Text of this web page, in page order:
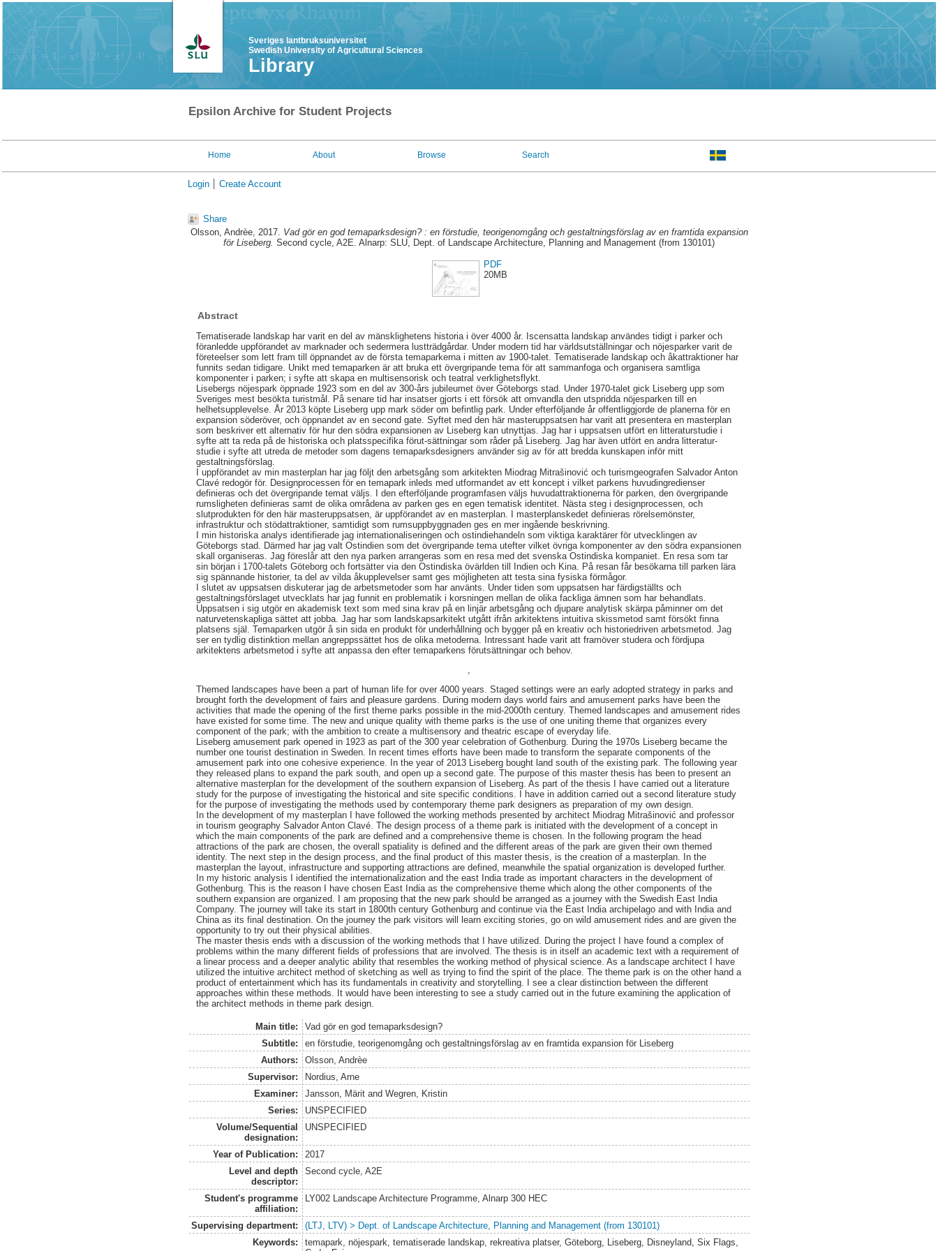
Sveriges lantbruksuniversitet
Swedish University of Agricultural Sciences
Library
Epsilon Archive for Student Projects
Home About Browse Search
Login Create Account
Share
Olsson, Andrèe, 2017. Vad gör en god temaparksdesign? : en förstudie, teorigenomgång och gestaltningsförslag av en framtida expansion
för Liseberg. Second cycle, A2E. Alnarp: SLU, Dept. of Landscape Architecture, Planning and Management (from 130101)
PDF
20MB
Abstract
Tematiserade landskap har varit en del av mänsklighetens historia i över 4000 år. Iscensatta landskap användes tidigt i parker och
föranledde uppförandet av marknader och sedermera lustträdgårdar. Under modern tid har världsutställningar och nöjesparker varit de
företeelser som lett fram till öppnandet av de första temaparkerna i mitten av 1900-talet. Tematiserade landskap och åkattraktioner har
funnits sedan tidigare. Unikt med temaparken är att bruka ett övergripande tema för att sammanfoga och organisera samtliga
komponenter i parken; i syfte att skapa en multisensorisk och teatral verklighetsflykt.
Lisebergs nöjespark öppnade 1923 som en del av 300-års jubileumet över Göteborgs stad. Under 1970-talet gick Liseberg upp som
Sveriges mest besökta turistmål. På senare tid har insatser gjorts i ett försök att omvandla den utspridda nöjesparken till en
helhetsupplevelse. År 2013 köpte Liseberg upp mark söder om befintlig park. Under efterföljande år offentliggjorde de planerna för en
expansion söderöver, och öppnandet av en second gate. Syftet med den här masteruppsatsen har varit att presentera en masterplan
som beskriver ett alternativ för hur den södra expansionen av Liseberg kan utnyttjas. Jag har i uppsatsen utfört en litteraturstudie i
syfte att ta reda på de historiska och platsspecifika förut-sättningar som råder på Liseberg. Jag har även utfört en andra litteratur-
studie i syfte att utreda de metoder som dagens temaparksdesigners använder sig av för att bredda kunskapen inför mitt
gestaltningsförslag.
I uppförandet av min masterplan har jag följt den arbetsgång som arkitekten Miodrag Mitrašinović och turismgeografen Salvador Anton
Clavé redogör för. Designprocessen för en temapark inleds med utformandet av ett koncept i vilket parkens huvudingredienser
definieras och det övergripande temat väljs. I den efterföljande programfasen väljs huvudattraktionerna för parken, den övergripande
rumsligheten definieras samt de olika områdena av parken ges en egen tematisk identitet. Nästa steg i designprocessen, och
slutprodukten för den här masteruppsatsen, är uppförandet av en masterplan. I masterplanskedet definieras rörelsemönster,
infrastruktur och stödattraktioner, samtidigt som rumsuppbyggnaden ges en mer ingående beskrivning.
I min historiska analys identifierade jag internationaliseringen och ostindiehandeln som viktiga karaktärer för utvecklingen av
Göteborgs stad. Därmed har jag valt Ostindien som det övergripande tema utefter vilket övriga komponenter av den södra expansionen
skall organiseras. Jag föreslår att den nya parken arrangeras som en resa med det svenska Ostindiska kompaniet. En resa som tar
sin början i 1700-talets Göteborg och fortsätter via den Ostindiska övärlden till Indien och Kina. På resan får besökarna till parken lära
sig spännande historier, ta del av vilda åkupplevelser samt ges möjligheten att testa sina fysiska förmågor.
I slutet av uppsatsen diskuterar jag de arbetsmetoder som har använts. Under tiden som uppsatsen har färdigställts och
gestaltningsförslaget utvecklats har jag funnit en problematik i korsningen mellan de olika fackliga ämnen som har behandlats.
Uppsatsen i sig utgör en akademisk text som med sina krav på en linjär arbetsgång och djupare analytisk skärpa påminner om det
naturvetenskapliga sättet att jobba. Jag har som landskapsarkitekt utgått ifrån arkitektens intuitiva skissmetod samt försökt finna
platsens själ. Temaparken utgör å sin sida en produkt för underhållning och bygger på en kreativ och historiedriven arbetsmetod. Jag
ser en tydlig distinktion mellan angreppssättet hos de olika metoderna. Intressant hade varit att framöver studera och fördjupa
arkitektens arbetsmetod i syfte att anpassa den efter temaparkens förutsättningar och behov.
Themed landscapes have been a part of human life for over 4000 years. Staged settings were an early adopted strategy in parks and
brought forth the development of fairs and pleasure gardens. During modern days world fairs and amusement parks have been the
activities that made the opening of the first theme parks possible in the mid-2000th century. Themed landscapes and amusement rides
have existed for some time. The new and unique quality with theme parks is the use of one uniting theme that organizes every
component of the park; with the ambition to create a multisensory and theatric escape of everyday life.
Liseberg amusement park opened in 1923 as part of the 300 year celebration of Gothenburg. During the 1970s Liseberg became the
number one tourist destination in Sweden. In recent times efforts have been made to transform the separate components of the
amusement park into one cohesive experience. In the year of 2013 Liseberg bought land south of the existing park. The following year
they released plans to expand the park south, and open up a second gate. The purpose of this master thesis has been to present an
alternative masterplan for the development of the southern expansion of Liseberg. As part of the thesis I have carried out a literature
study for the purpose of investigating the historical and site specific conditions. I have in addition carried out a second literature study
for the purpose of investigating the methods used by contemporary theme park designers as preparation of my own design.
In the development of my masterplan I have followed the working methods presented by architect Miodrag Mitrašinović and professor
in tourism geography Salvador Anton Clavé. The design process of a theme park is initiated with the development of a concept in
which the main components of the park are defined and a comprehensive theme is chosen. In the following program the head
attractions of the park are chosen, the overall spatiality is defined and the different areas of the park are given their own themed
identity. The next step in the design process, and the final product of this master thesis, is the creation of a masterplan. In the
masterplan the layout, infrastructure and supporting attractions are defined, meanwhile the spatial organization is developed further.
In my historic analysis I identified the internationalization and the east India trade as important characters in the development of
Gothenburg. This is the reason I have chosen East India as the comprehensive theme which along the other components of the
southern expansion are organized. I am proposing that the new park should be arranged as a journey with the Swedish East India
Company. The journey will take its start in 1800th century Gothenburg and continue via the East India archipelago and with India and
China as its final destination. On the journey the park visitors will learn exciting stories, go on wild amusement rides and are given the
opportunity to try out their physical abilities.
The master thesis ends with a discussion of the working methods that I have utilized. During the project I have found a complex of
problems within the many different fields of professions that are involved. The thesis is in itself an academic text with a requirement of
a linear process and a deeper analytic ability that resembles the working method of physical science. As a landscape architect I have
utilized the intuitive architect method of sketching as well as trying to find the spirit of the place. The theme park is on the other hand a
product of entertainment which has its fundamentals in creativity and storytelling. I see a clear distinction between the different
approaches within these methods. It would have been interesting to see a study carried out in the future examining the application of
the architect methods in theme park design.
Main title:
Vad gör en god temaparksdesign?
Subtitle:
en förstudie, teorigenomgång och gestaltningsförslag av en framtida expansion för Liseberg
Authors:
Olsson, Andrèe
Supervisor:
Nordius, Arne
Examiner:
Jansson, Märitand Wegren, Kristin
Series:
UNSPECIFIED
Volume/Sequential
designation:
UNSPECIFIED
Year of Publication:
2017
Level and depth
descriptor:
Second cycle, A2E
Student's programme
affiliation:
LY002 Landscape Architecture Programme, Alnarp 300 HEC
Supervising department:
(LTJ, LTV) > Dept. of Landscape Architecture, Planning and Management (from 130101)
Keywords:
temapark, nöjespark, tematiserade landskap, rekreativa platser, Göteborg, Liseberg, Disneyland, Six Flags,